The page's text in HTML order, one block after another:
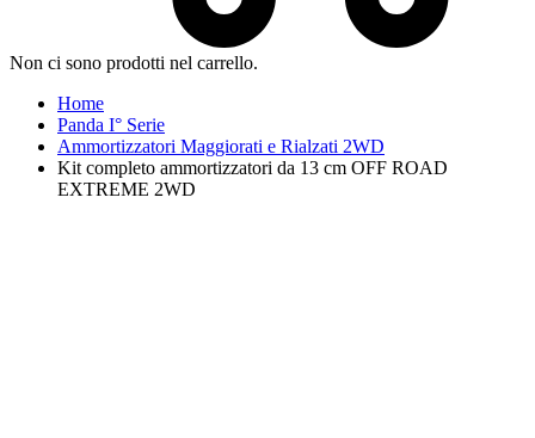
Non ci sono prodotti nel carrello.
Home
Panda I° Serie
Ammortizzatori Maggiorati e Rialzati 2WD
Kit completo ammortizzatori da 13 cm OFF ROAD
EXTREME 2WD